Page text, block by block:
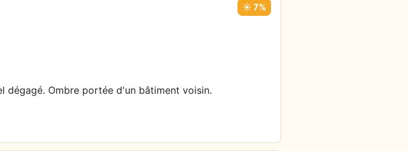
☀️ 7%
dégagé. Ombre portée d'un bâtiment voisin.